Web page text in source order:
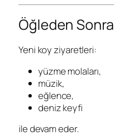
Öğleden Sonra
Yeni koy ziyaretleri:
yüzme molaları,
müzik,
eğlence,
deniz keyfi
ile devam eder.